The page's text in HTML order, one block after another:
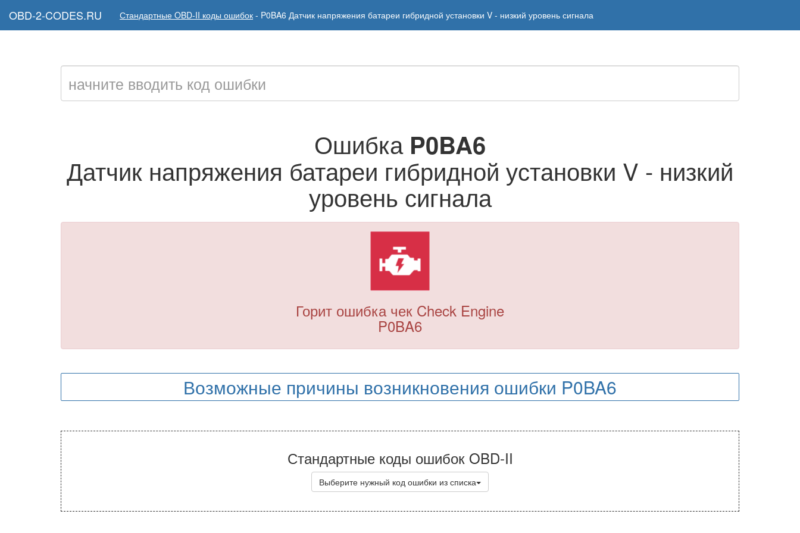
OBD-2-CODES.RU Стандартные OBD-II коды ошибок - P0BA6 Датчик напряжения батареи гибридной установки V - низкий уровень сигнала
Ошибка P0BA6
Датчик напряжения батареи гибридной установки V - низкий
уровень сигнала
Горит ошибка чек Check Engine
P0BA6
Возможные причины возникновения ошибки P0BA6
Стандартные коды ошибок OBD-II
Выберите нужный код ошибки из списка